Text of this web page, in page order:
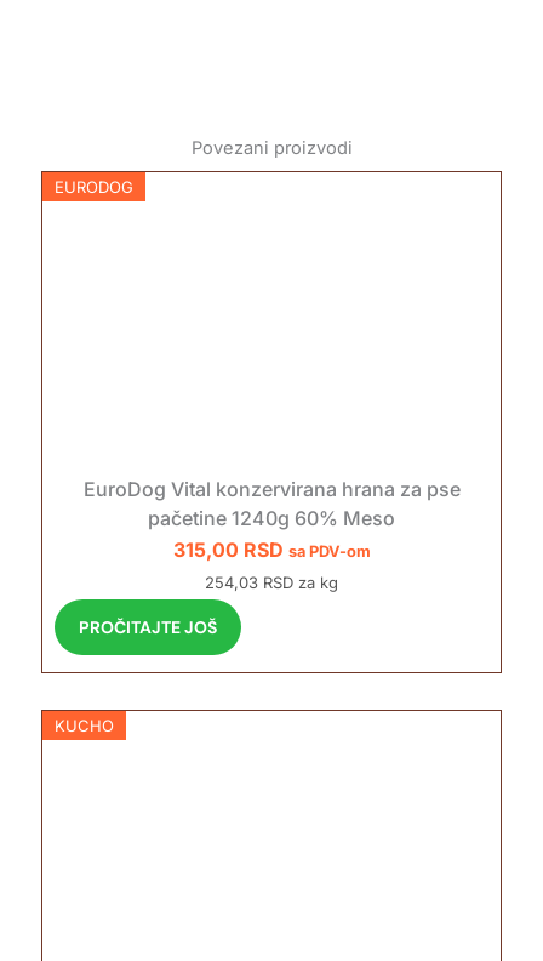
Povezani proizvodi
EURODOG
EuroDog Vital konzervirana hrana za pse
pačetine 1240g 60% Meso
315,00 RSD sa PDV-om
254,03 RSD za kg
PROČITAJTE JOŠ
KUCHO